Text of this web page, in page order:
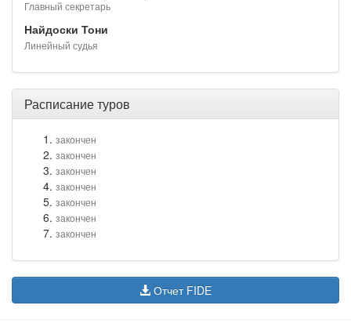
Главный секретарь
Найдоски Тони
Линейный судья
Расписание туров
закончен
закончен
закончен
закончен
закончен
закончен
закончен
Отчет FIDE